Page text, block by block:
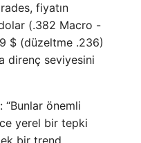
fiyatın
(.382 Macro -
$ (düzeltme .236)
direnç seviyesini
önemli
yerel bir tepki